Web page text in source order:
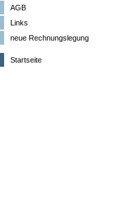
AGB
Links
neue Rechnungslegung
Startseite